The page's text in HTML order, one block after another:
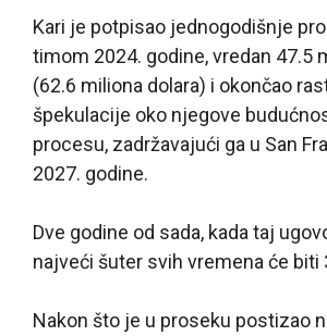
Kari je potpisao jednogodišnje
timom 2024. godine, vredan 47.5
(62.6 miliona dolara) i okončao
špekulacije oko njegove
procesu, zadržavajući ga u San
2027. godine.
Dve godine od sada, kada taj
najveći šuter svih vremena će biti
Nakon što je u proseku postizao